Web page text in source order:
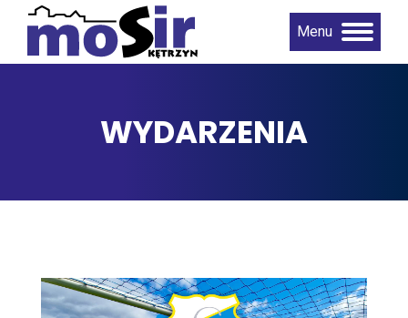
Menu
WYDARZENIA